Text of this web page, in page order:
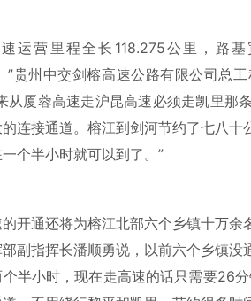
运营里程全长118.275公里，路
”贵州中交剑榕高速公路有限公司总
从厦蓉高速走沪昆高速必须走凯里那
连接通道。榕江到剑河节约了七八
个半小时就可以到了。”
开通还将为榕江北部六个乡镇十万
副指挥长潘顺勇说，以前六个乡镇
半小时，现在走高速的话只需要26